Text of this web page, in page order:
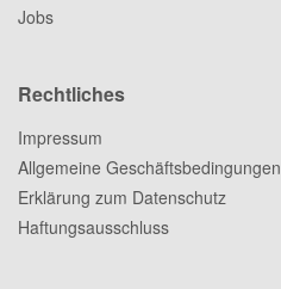
Jobs
Rechtliches
Impressum
Allgemeine Geschäftsbedingungen
Erklärung zum Datenschutz
Haftungsausschluss